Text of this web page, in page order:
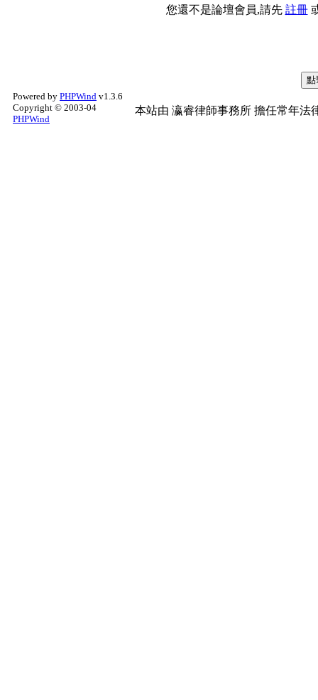
您還不是論壇會員,請先 註冊
Powered by PHPWind v1.3.6
Copyright © 2003-04
PHPWind
本站由 瀛睿律師事務所 擔任常年法